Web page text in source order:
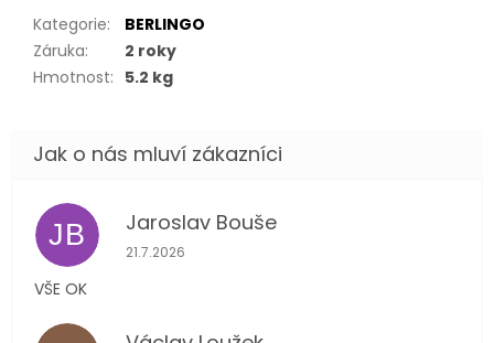
Kategorie:
BERLINGO
Záruka:
2 roky
Hmotnost: 5.2 kg
JB Jaroslav Bouše
Hodnocení obchodu je 5 z 5 hvězdiček.
21.7.2026
VŠE OK